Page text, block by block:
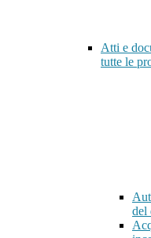
Atti e
tutte le
del